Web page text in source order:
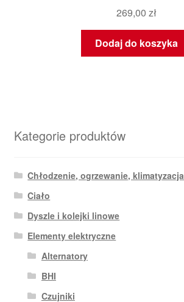
269,00 zł
Dodaj do koszyka
Kategorie produktów
Chłodzenie, ogrzewanie, klimatyzacja
Ciało
Dyszle i kolejki linowe
Elementy elektryczne
Alternatory
BHI
Czujniki